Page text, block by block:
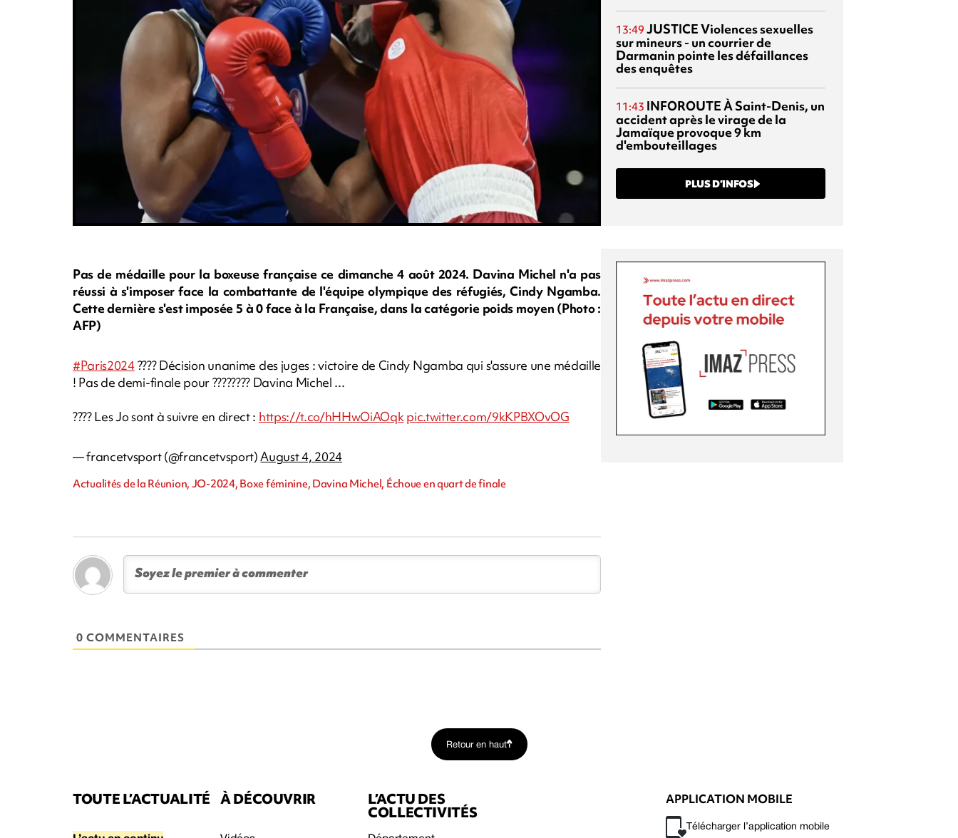
Pas de médaille pour la boxeuse française ce dimanche 4 août 2024. Davina Michel n'a pas
réussi à s'imposer face la combattante de l'équipe olympique des réfugiés, Cindy Ngamba.
Cette dernière s'est imposée 5 à 0 face à la Française, dans la catégorie poids moyen (Photo :
AFP)
#Paris2024???? Décision unanime des juges : victoire de Cindy Ngamba qui s'assure une médaille
! Pas de demi-finale pour ???????? Davina Michel ...
???? Les Jo sont à suivre en direct : https://t.co/hHHwOiAOqkpic.twitter.com/9kKPBXOvOG
— francetvsport (@francetvsport)August 4, 2024
Actualités de la Réunion, JO-2024, Boxe féminine, Davina Michel, Échoue en quart de finale
0 COMMENTAIRES
13:49 JUSTICEViolences sexuelles
sur mineurs - un courrier de
Darmanin pointe les défaillances
des enquêtes
11:43 INFOROUTEÀ Saint-Denis, un
accident après le virage de la
Jamaïque provoque 9 km
d'embouteillages
PLUS D’INFOS
Retour en haut
TOUTE L’ACTUALITÉ À DÉCOUVRIR L’ACTU DES
COLLECTIVITÉS
APPLICATION MOBILE
Télécharger l’application mobile